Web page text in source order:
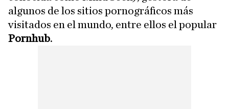
algunos de los sitios pornográficos más
visitados en el mundo, entre ellos el popular
Pornhub.